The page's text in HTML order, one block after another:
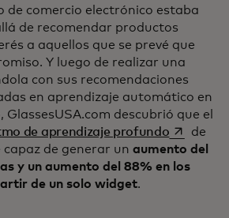
de comercio electrónico estaba
de recomendar productos
a aquellos que se prevé que
Y luego de realizar una
con sus recomendaciones
en aprendizaje automático en
GlassesUSA.com descubrió que el
de aprendizaje profundose abre
de
capaz de generar un aumento del
y un aumento del 88% en los
de un solo widget.